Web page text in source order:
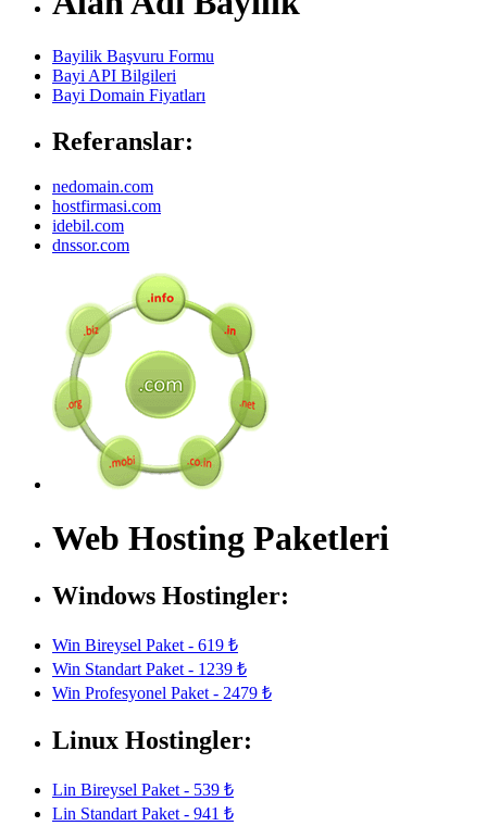
Bayilik Başvuru Formu
Bayi API Bilgileri
Bayi Domain Fiyatları
Referanslar:
nedomain.com
hostfirmasi.com
idebil.com
dnssor.com
Web Hosting Paketleri
Windows Hostingler:
Win Bireysel Paket - 619 ₺
Win Standart Paket - 1239 ₺
Win Profesyonel Paket - 2479 ₺
Linux Hostingler:
Lin Bireysel Paket - 539 ₺
Lin Standart Paket - 941 ₺